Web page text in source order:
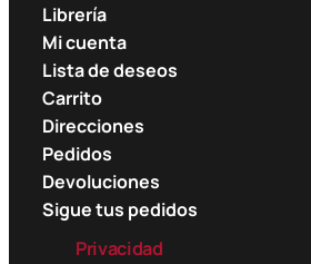
Librería
Mi cuenta
Lista de deseos
Carrito
Direcciones
Pedidos
Devoluciones
Sigue tus pedidos
Privacidad